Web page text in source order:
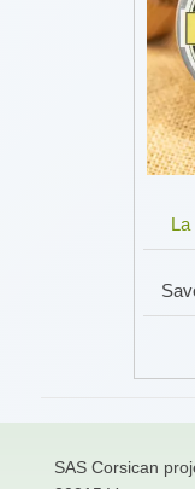
La
SAS Corsican